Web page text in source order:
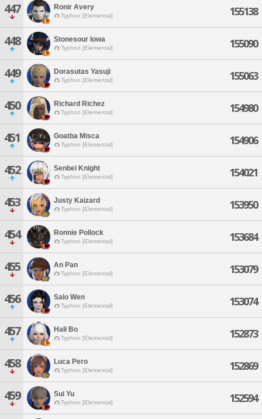
447 Ronir Avery
Typhon [Elemental] 155138
448 Stonesour Iowa
Typhon [Elemental] 155090
449 Dorasutas Yasuji
Typhon [Elemental] 155063
450 Richard Richez
Typhon [Elemental] 154980
451 Goatba Misca
Typhon [Elemental] 154906
452 Senbei Knight
Typhon [Elemental] 154021
453 Justy Kaizard
Typhon [Elemental] 153950
454 Ronnie Pollock
Typhon [Elemental] 153684
455 An Pan
Typhon [Elemental] 153079
456 Salo Wen
Typhon [Elemental] 153074
457 Hali Bo
Typhon [Elemental] 152873
458 Luca Pero
Typhon [Elemental] 152869
459 Sui Yu
Typhon [Elemental] 152594